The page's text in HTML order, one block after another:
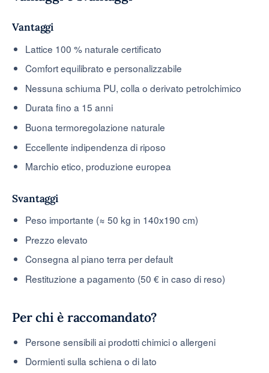
Vantaggi
Lattice 100 % naturale certificato
Comfort equilibrato e personalizzabile
Nessuna schiuma PU, colla o derivato petrolchimico
Durata fino a 15 anni
Buona termoregolazione naturale
Eccellente indipendenza di riposo
Marchio etico, produzione europea
Svantaggi
Peso importante (≈ 50 kg in 140x190 cm)
Prezzo elevato
Consegna al piano terra per default
Restituzione a pagamento (50 € in caso di reso)
Per chi è raccomandato?
Persone sensibili ai prodotti chimici o allergeni
Dormienti sulla schiena o di lato